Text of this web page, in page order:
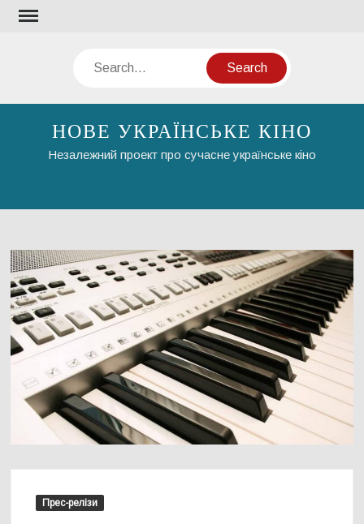
Skip
Search
НОВЕ УКРАЇНСЬКЕ КІНО
Незалежний проект про сучасне українське кіно
Прес-релізи